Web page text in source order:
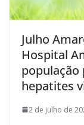
Julho
Hospital
população
hepatites
2 de julho de